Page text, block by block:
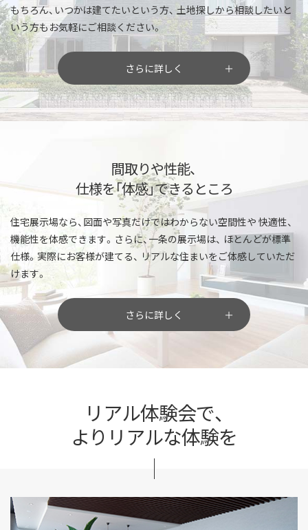
もちろん、いつかは建てたいという方、 土地探しから相談したいと
いう方もお気軽にご相談ください。
さらに詳しく
間取りや性能、
仕様を「体感」できるところ
住宅展示場なら、図面や写真だけではわからない空間性や 快適性、
機能性を体感できます。さらに、一条の展示場は、 ほとんどが標準
仕様。実際にお客様が建てる、 リアルな住まいをご体感していただ
けます。
さらに詳しく
リアル体験会で、
よりリアルな体験を